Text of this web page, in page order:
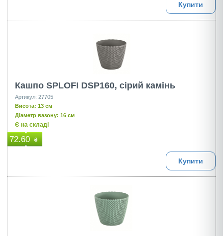
Купити
Кашпо SPLOFI DSP160, сірий камінь
Артикул: 27705
Висота: 13 см
Діаметр вазону: 16 см
Є на складі
72.60 ₴
Купити